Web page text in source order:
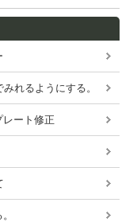
れるようにする。
ート修正